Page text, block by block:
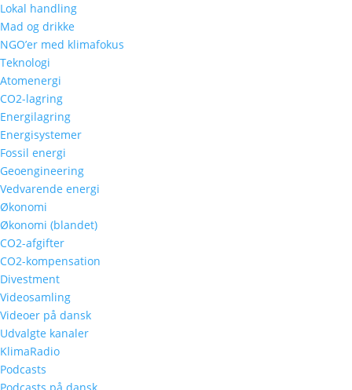
Lokal handling
Mad og drikke
NGO’er med klimafokus
Teknologi
Atomenergi
CO2-lagring
Energilagring
Energisystemer
Fossil energi
Geoengineering
Vedvarende energi
Økonomi
Økonomi (blandet)
CO2-afgifter
CO2-kompensation
Divestment
Videosamling
Videoer på dansk
Udvalgte kanaler
KlimaRadio
Podcasts